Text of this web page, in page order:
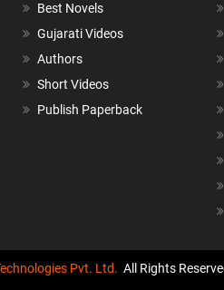
Best Novels
Gujarati Videos
Authors
Short Videos
Publish Paperback
Pvt. Ltd. All Rights